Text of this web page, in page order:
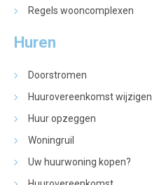
Regels wooncomplexen
Huren
Doorstromen
Huurovereenkomst wijzigen
Huur opzeggen
Woningruil
Uw huurwoning kopen?